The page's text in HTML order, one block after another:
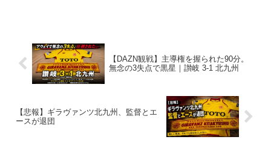
【DAZN観戦】主導権を握られた90分。
無念の3失点で黒星｜讃岐 3-1 北九州
【悲報】ギラヴァンツ北九州、監督とエ
ースが退団